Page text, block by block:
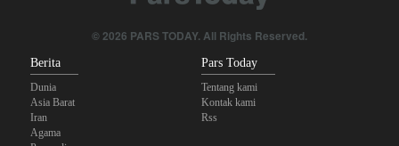
Krisis Amunisi Perang Iran
© 2026 PARS TODAY. All Rights Reserved.
Berita
Dunia
Asia Barat
Iran
Agama
Pars Today
Tentang kami
Kontak kami
Rss